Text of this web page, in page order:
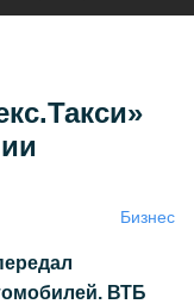
Бизнес
ВТБ